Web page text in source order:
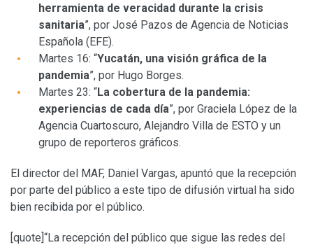
herramienta de veracidad durante la crisis
sanitaria”, por José Pazos de Agencia de Noticias
Española (EFE).
Martes 16: “Yucatán, una visión gráfica de la
pandemia”, por Hugo Borges.
Martes 23: “La cobertura de la pandemia:
experiencias de cada día”, por Graciela López de la
Agencia Cuartoscuro, Alejandro Villa de ESTO y un
grupo de reporteros gráficos.
El director del MAF, Daniel Vargas, apuntó que la recepción
por parte del público a este tipo de difusión virtual ha sido
bien recibida por el público.
[quote]“La recepción del público que sigue las redes del